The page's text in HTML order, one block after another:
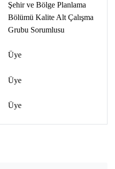
Şehir ve Bölge Planlama
Bölümü Kalite Alt Çalışma
Grubu Sorumlusu
Üye
Üye
Üye